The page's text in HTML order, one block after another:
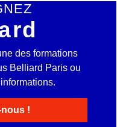
des formations
Belliard Paris ou
!